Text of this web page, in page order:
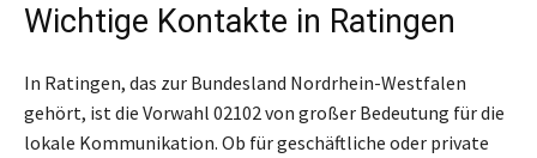
Wichtige Kontakte in Ratingen
In Ratingen, das zur Bundesland Nordrhein-Westfalen
gehört, ist die Vorwahl 02102 von großer Bedeutung für die
lokale Kommunikation. Ob für geschäftliche oder private